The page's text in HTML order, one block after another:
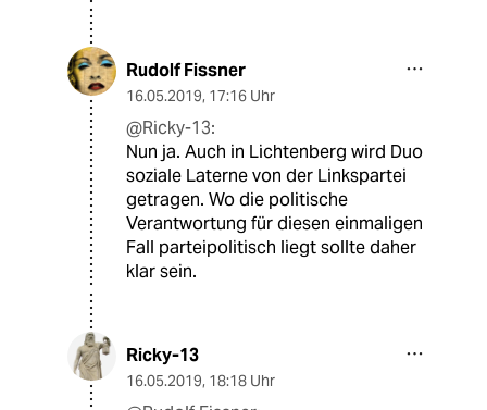
Rudolf Fissner
16.05.2019, 17:16 Uhr
@Ricky-13:
Nun ja. Auch in Lichtenberg wird Duo
soziale Laterne von der Linkspartei
getragen. Wo die politische
Verantwortung für diesen einmaligen
Fall parteipolitisch liegt sollte daher
klar sein.
Ricky-13
16.05.2019, 18:18 Uhr